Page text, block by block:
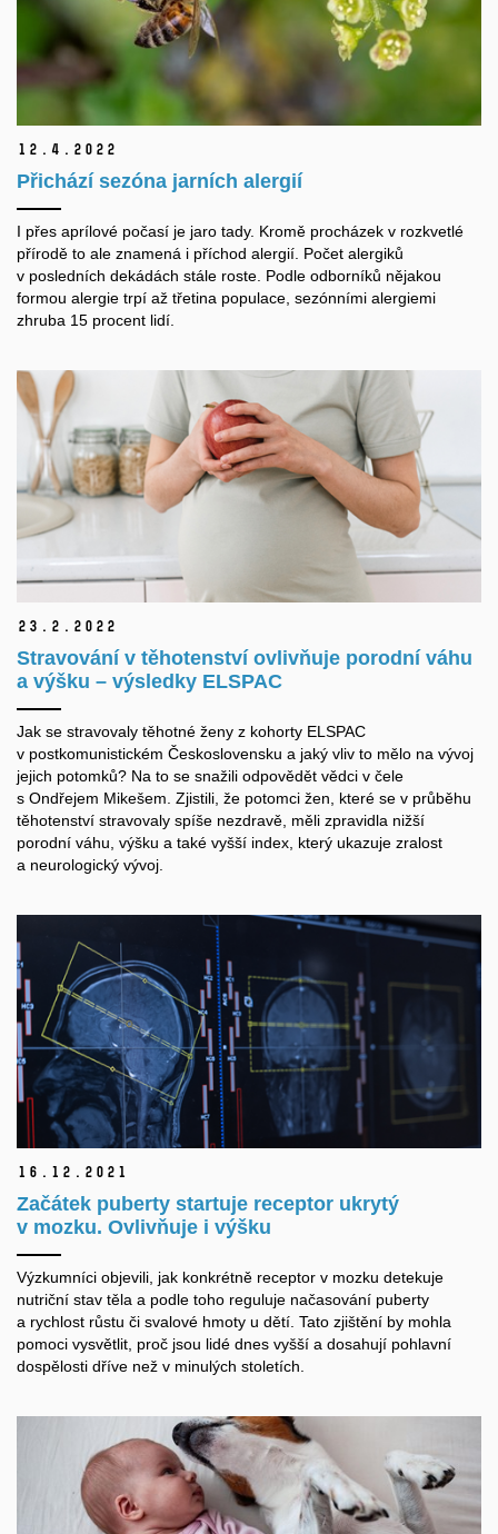
12. 4. 2022
Přichází sezóna jarních alergií
I přes aprílové počasí je jaro tady. Kromě procházek v rozkvetlé
přírodě to ale znamená i příchod alergií. Počet alergiků
v posledních dekádách stále roste. Podle odborníků nějakou
formou alergie trpí až třetina populace, sezónními alergiemi
zhruba 15 procent lidí.
23. 2. 2022
Stravování v těhotenství ovlivňuje porodní váhu
a výšku – výsledky ELSPAC
Jak se stravovaly těhotné ženy z kohorty ELSPAC
v postkomunistickém Československu a jaký vliv to mělo na vývoj
jejich potomků? Na to se snažili odpovědět vědci v čele
s Ondřejem Mikešem. Zjistili, že potomci žen, které se v průběhu
těhotenství stravovaly spíše nezdravě, měli zpravidla nižší
porodní váhu, výšku a také vyšší index, který ukazuje zralost
a neurologický vývoj.
16. 12. 2021
Začátek puberty startuje receptor ukrytý
v mozku. Ovlivňuje i výšku
Výzkumníci objevili, jak konkrétně receptor v mozku detekuje
nutriční stav těla a podle toho reguluje načasování puberty
a rychlost růstu či svalové hmoty u dětí . Tato zjištění by mohla
pomoci vysvětlit, proč jsou lidé dnes vyšší a dosahují pohlavní
dospělosti dříve než v minulých stoletích.